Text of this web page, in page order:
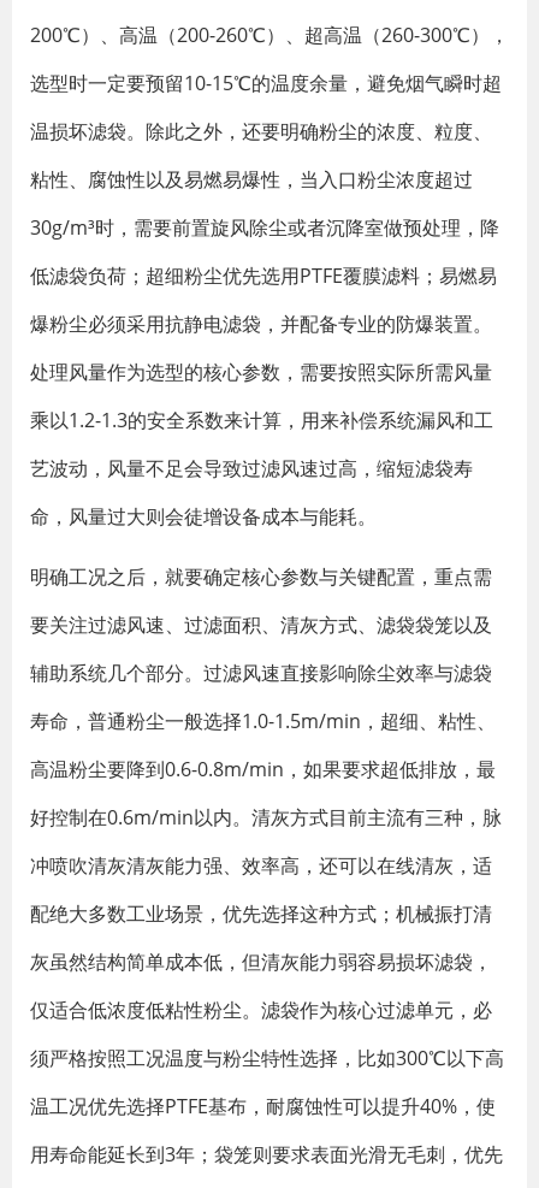
200℃）、高温（200-260℃）、超高温（260-300℃），
选型时一定要预留10-15℃的温度余量，避免烟气瞬时超
温损坏滤袋。除此之外，还要明确粉尘的浓度、粒度、
粘性、腐蚀性以及易燃易爆性，当入口粉尘浓度超过
30g/m³时，需要前置旋风除尘或者沉降室做预处理，降
低滤袋负荷；超细粉尘优先选用PTFE覆膜滤料；易燃易
爆粉尘必须采用抗静电滤袋，并配备专业的防爆装置。
处理风量作为选型的核心参数，需要按照实际所需风量
乘以1.2-1.3的安全系数来计算，用来补偿系统漏风和工
艺波动，风量不足会导致过滤风速过高，缩短滤袋寿
命，风量过大则会徒增设备成本与能耗。
明确工况之后，就要确定核心参数与关键配置，重点需
要关注过滤风速、过滤面积、清灰方式、滤袋袋笼以及
辅助系统几个部分。过滤风速直接影响除尘效率与滤袋
寿命，普通粉尘一般选择1.0-1.5m/min，超细、粘性、
高温粉尘要降到0.6-0.8m/min，如果要求超低排放，最
好控制在0.6m/min以内。清灰方式目前主流有三种，脉
冲喷吹清灰清灰能力强、效率高，还可以在线清灰，适
配绝大多数工业场景，优先选择这种方式；机械振打清
灰虽然结构简单成本低，但清灰能力弱容易损坏滤袋，
仅适合低浓度低粘性粉尘。滤袋作为核心过滤单元，必
须严格按照工况温度与粉尘特性选择，比如300℃以下高
温工况优先选择PTFE基布，耐腐蚀性可以提升40%，使
用寿命能延长到3年；袋笼则要求表面光滑无毛刺，优先